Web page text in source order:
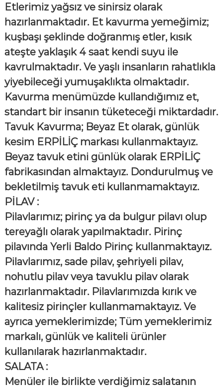
Etlerimiz yağsız ve sinirsiz olarak
hazırlanmaktadır. Et kavurma yemeğimiz;
kuşbaşı şeklinde doğranmış etler, kısık
ateşte yaklaşık 4 saat kendi suyu ile
kavrulmaktadır. Ve yaşlı insanların rahatlıkla
yiyebileceği yumuşaklıkta olmaktadır.
Kavurma menümüzde kullandığımız et,
standart bir insanın tüketeceği miktardadır.
Tavuk Kavurma; Beyaz Et olarak, günlük
kesim ERPİLİÇ markası kullanmaktayız.
Beyaz tavuk etini günlük olarak ERPİLİÇ
fabrikasından almaktayız. Dondurulmuş ve
bekletilmiş tavuk eti kullanmamaktayız.
PİLAV :
Pilavlarımız; pirinç ya da bulgur pilavı olup
tereyağlı olarak yapılmaktadır. Pirinç
pilavında Yerli Baldo Pirinç kullanmaktayız.
Pilavlarımız, sade pilav, şehriyeli pilav,
nohutlu pilav veya tavuklu pilav olarak
hazırlanmaktadır. Pilavlarımızda kırık ve
kalitesiz pirinçler kullanmamaktayız. Ve
ayrıca yemeklerimizde; Tüm yemeklerimiz
markalı, günlük ve kaliteli ürünler
kullanılarak hazırlanmaktadır.
SALATA :
Menüler ile birlikte verdiğimiz salatanın